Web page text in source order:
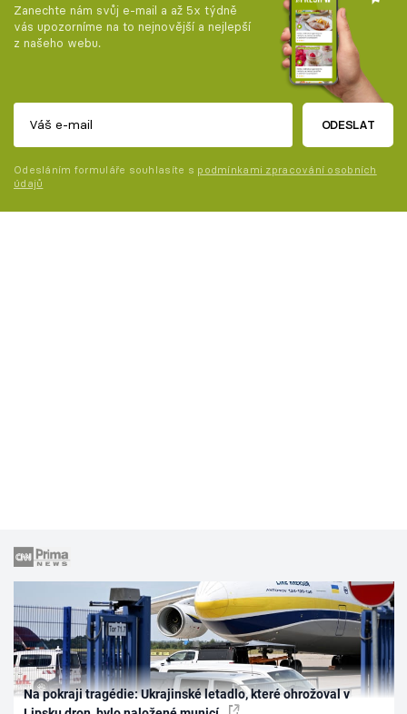
Zanechte nám svůj e-mail a až 5x týdně
vás upozorníme na to nejnovější a nejlepší
z našeho webu.
ODESLAT
Odesláním formuláře souhlasíte s podmínkami zpracování osobních
údajů
Na pokraji tragédie: Ukrajinské letadlo, které ohrožoval v